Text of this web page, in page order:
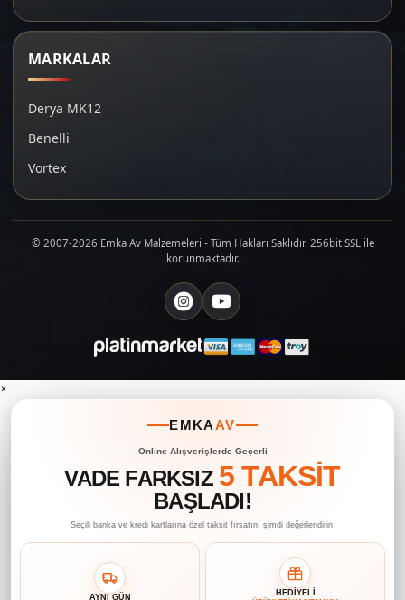
MARKALAR
Derya MK12
Benelli
Vortex
© 2007-2026 Emka Av Malzemeleri - Tüm Hakları Saklıdır. 256bit SSL ile
korunmaktadır.
×
EMKAAV
Online Alışverişlerde Geçerli
VADE FARKSIZ 5 TAKSİT
BAŞLADI!
Seçili banka ve kredi kartlarına özel taksit fırsatını şimdi değerlendirin.
AYNI GÜN HEDİYELİ